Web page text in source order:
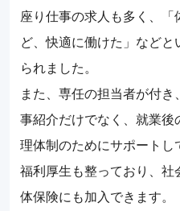
座り仕事の求人も多く、
ど、快適に働けた」など
られました。
また、専任の担当者が付
事紹介だけでなく、就業
理体制のためにサポートし
福利厚生も整っており、
体保険にも加入できます。